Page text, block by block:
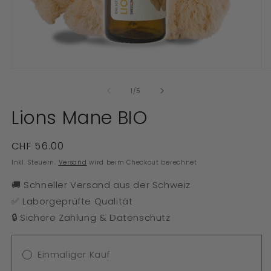
öffnen
1 /von
5
Lions Mane BIO
Normaler
Preis
CHF 56.00
Inkl. Steuern. Versand wird beim Checkout berechnet
🚚 Schneller Versand aus der Schweiz
✅ Laborgeprüfte Qualität
🔒 Sichere Zahlung & Datenschutz
Einmaliger Kauf